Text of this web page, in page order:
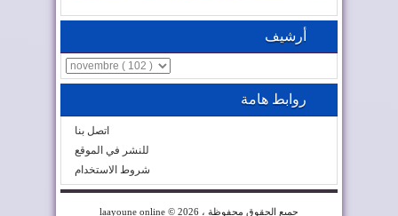
أرشيف
روابط هامة
اتصل بنا
للنشر في الموقع
شروط الاستخدام
laayoune online © 2026 ، جميع الحقوق محفوظة